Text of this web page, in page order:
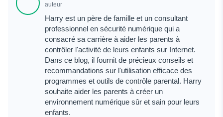
auteur
Harry est un père de famille et un consultant
professionnel en sécurité numérique qui a
consacré sa carrière à aider les parents à
contrôler l'activité de leurs enfants sur Internet.
Dans ce blog, il fournit de précieux conseils et
recommandations sur l'utilisation efficace des
programmes et outils de contrôle parental. Harry
souhaite aider les parents à créer un
environnement numérique sûr et sain pour leurs
enfants.